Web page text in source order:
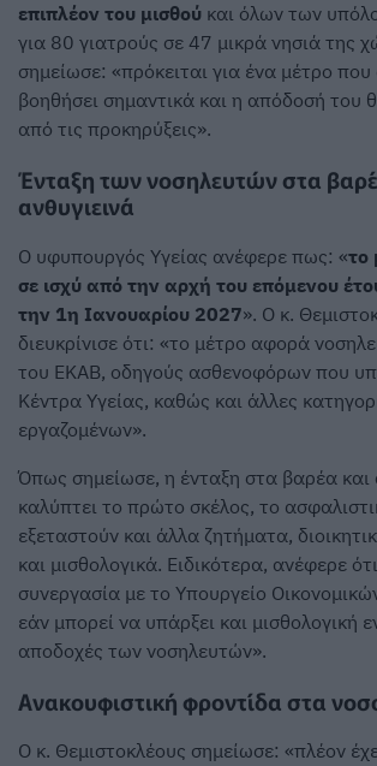
επιπλέον του μισθού και όλων των
για 80 γιατρούς σε 47 μικρά νησιά της
σημείωσε: «πρόκειται για ένα μέτρο
βοηθήσει σημαντικά και η απόδοσή του
από τις προκηρύξεις».
Ένταξη των νοσηλευτών στα
ανθυγιεινά
Ο υφυπουργός Υγείας ανέφερε πως: «το
σε ισχύ από την αρχή του επόμενου
την 1η Ιανουαρίου 2027». Ο κ.
διευκρίνισε ότι: «το μέτρο αφορά
του ΕΚΑΒ, οδηγούς ασθενοφόρων που
Κέντρα Υγείας, καθώς και άλλες
εργαζομένων».
Όπως σημείωσε, η ένταξη στα βαρέα και
καλύπτει το πρώτο σκέλος, το
εξεταστούν και άλλα ζητήματα,
και μισθολογικά. Ειδικότερα, ανέφερε
συνεργασία με το Υπουργείο
εάν μπορεί να υπάρξει και μισθολογική
αποδοχές των νοσηλευτών».
Ανακουφιστική φροντίδα στα
Ο κ. Θεμιστοκλέους σημείωσε: «πλέον